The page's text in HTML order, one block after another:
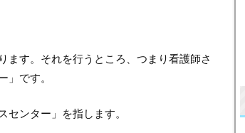
ます。それを行うところ、つまり看護師さ
」です。
ンター」を指します。